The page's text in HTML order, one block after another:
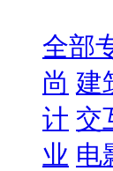
全部
尚 建
计 交
业 电